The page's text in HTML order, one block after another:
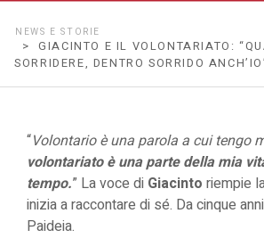
NEWS E STORIE
> GIACINTO E IL VOLONTARIATO:
SORRIDERE, DENTRO SORRIDO
“Volontario è una parola a cui tengo
volontariato è una parte della mia
tempo.” La voce di Giacinto riempie
inizia a raccontare di sé. Da cinque
Paideia.